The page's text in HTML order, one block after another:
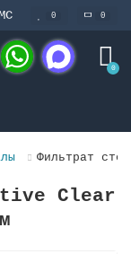
0 0
0
Фильтрат
Clear